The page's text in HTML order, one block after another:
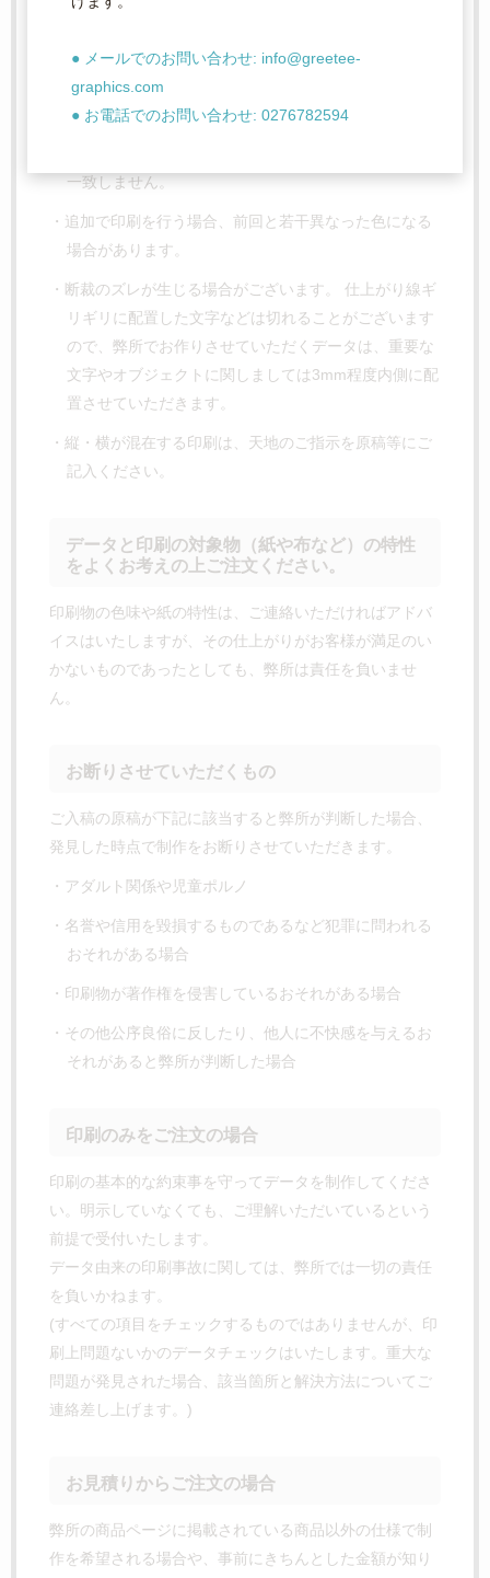
印刷の仕上がりについて
・印刷の色は、印刷方法、使用インク等により、お客様
のプリンター出力と異なった仕上りになります。ま
た、プリンターの色に合わせることはできません。
一致しません。
・追加で印刷を行う場合、前回と若干異なった色になる
場合があります。
・断裁のズレが生じる場合がございます。 仕上がり線ギ
リギリに配置した文字などは切れることがございます
ので、弊所でお作りさせていただくデータは、重要な
文字やオブジェクトに関しましては3mm程度内側に配
置させていただきます。
・縦・横が混在する印刷は、天地のご指示を原稿等にご
記入ください。
データと印刷の対象物（紙や布など）の特性
をよくお考えの上ご注文ください。
印刷物の色味や紙の特性は、ご連絡いただければアドバ
イスはいたしますが、その仕上がりがお客様が満足のい
かないものであったとしても、弊所は責任を負いませ
ん。
お断りさせていただくもの
ご入稿の原稿が下記に該当すると弊所が判断した場合、
発見した時点で制作をお断りさせていただきます。
・アダルト関係や児童ポルノ
・名誉や信用を毀損するものであるなど犯罪に問われる
おそれがある場合
・印刷物が著作権を侵害しているおそれがある場合
・その他公序良俗に反したり、他人に不快感を与えるお
それがあると弊所が判断した場合
印刷のみをご注文の場合
印刷の基本的な約束事を守ってデータを制作してくださ
い。明示していなくても、ご理解いただいているという
前提で受付いたします。
データ由来の印刷事故に関しては、弊所では一切の責任
を負いかねます。
(すべての項目をチェックするものではありませんが、印
刷上問題ないかのデータチェックはいたします。重大な
問題が発見された場合、該当箇所と解決方法についてご
連絡差し上げます。)
お見積りからご注文の場合
弊所の商品ページに掲載されている商品以外の仕様で制
作を希望される場合や、事前にきちんとした金額が知り
● メールでのお問い合わせ: info@greetee-
graphics.com
● お電話でのお問い合わせ: 0276782594